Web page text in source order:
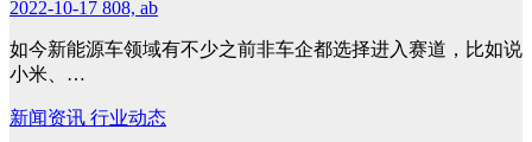
2022-10-17 808, ab
如今新能源车领域有不少之前非车企都选择进入赛道，比如说
小米、…
新闻资讯 行业动态